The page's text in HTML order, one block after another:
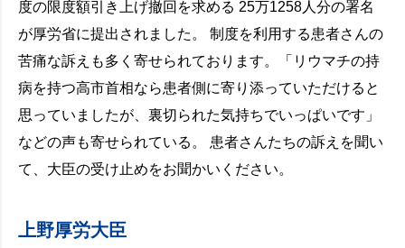
度の限度額引き上げ撤回を求める 25万1258人分の署名
が厚労省に提出されました。 制度を利用する患者さんの
苦痛な訴えも多く寄せられております。「リウマチの持
病を持つ高市首相なら患者側に寄り添っていただけると
思っていましたが、裏切られた気持ちでいっぱいです」
などの声も寄せられている。 患者さんたちの訴えを聞い
て、大臣の受け止めをお聞かいください。
上野厚労大臣